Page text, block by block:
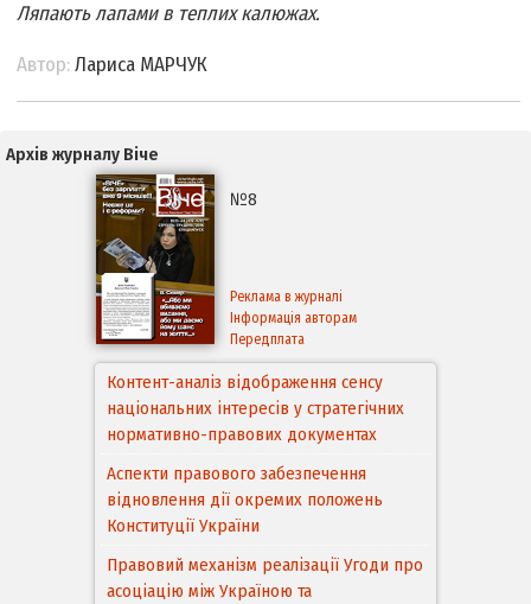
Ляпають лапами в теплих калюжах.
Автор:Лариса МАРЧУК
Архів журналу Віче
№8
Реклама в журналі
Інформація авторам
Передплата
Контент-аналіз відображення сенсу
національних інтересів у стратегічних
нормативно-правових документах
Аспекти правового забезпечення
відновлення дії окремих положень
Конституції України
Правовий механізм реалізації Угоди про
асоціацію між Україною та